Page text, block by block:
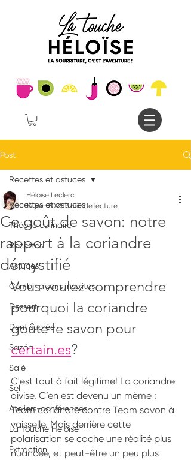
Post
Recettes et astuces
Théorie culinaire
Recettes
Astuces
Combinaisons insolites
Dessert
Dent sucrée
Sazón
Salé
Sel
Ateliers-conférences
La Touche Héloïse
Extraction
Recettes et astuces
Ce goût de savon: notre
rapport à la coriandre
démystifié
Héloïse Leclerc
14 juin 2025 3 min de lecture
Vous voulez comprendre
pourquoi la coriandre
goûte le savon pour
certain.es?
C'est tout à fait légitime! La coriandre
divise. C’en est devenu un mème :
Team coriandre contre Team savon à
vaisselle. Mais derrière cette
polarisation se cache une réalité plus
nuancée, et peut-être un peu plus